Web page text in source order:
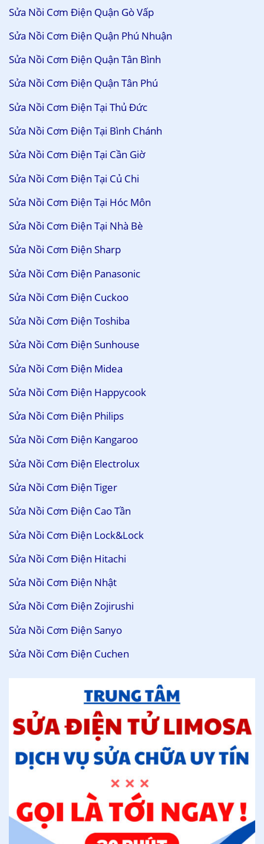
Sửa Nồi Cơm Điện Quận Gò Vấp
Sửa Nồi Cơm Điện Quận Phú Nhuận
Sửa Nồi Cơm Điện Quận Tân Bình
Sửa Nồi Cơm Điện Quận Tân Phú
Sửa Nồi Cơm Điện Tại Thủ Đức
Sửa Nồi Cơm Điện Tại Bình Chánh
Sửa Nồi Cơm Điện Tại Cần Giờ
Sửa Nồi Cơm Điện Tại Củ Chi
Sửa Nồi Cơm Điện Tại Hóc Môn
Sửa Nồi Cơm Điện Tại Nhà Bè
Sửa Nồi Cơm Điện Sharp
Sửa Nồi Cơm Điện Panasonic
Sửa Nồi Cơm Điện Cuckoo
Sửa Nồi Cơm Điện Toshiba
Sửa Nồi Cơm Điện Sunhouse
Sửa Nồi Cơm Điện Midea
Sửa Nồi Cơm Điện Happycook
Sửa Nồi Cơm Điện Philips
Sửa Nồi Cơm Điện Kangaroo
Sửa Nồi Cơm Điện Electrolux
Sửa Nồi Cơm Điện Tiger
Sửa Nồi Cơm Điện Cao Tần
Sửa Nồi Cơm Điện Lock&Lock
Sửa Nồi Cơm Điện Hitachi
Sửa Nồi Cơm Điện Nhật
Sửa Nồi Cơm Điện Zojirushi
Sửa Nồi Cơm Điện Sanyo
Sửa Nồi Cơm Điện Cuchen